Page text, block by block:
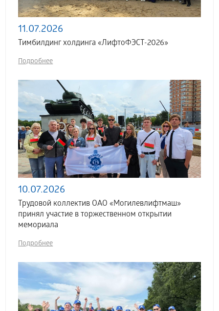
11.07.2026
Тимбилдинг холдинга «ЛифтоФЭСТ-2026»
Подробнее
10.07.2026
Трудовой коллектив ОАО «Могилевлифтмаш»
принял участие в торжественном открытии
мемориала
Подробнее